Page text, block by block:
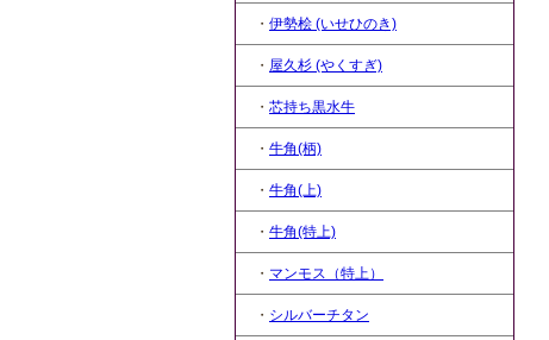
・ 伊勢桧 (いせひのき)
・ 屋久杉 (やくすぎ)
・ 芯持ち黒水牛
・ 牛角(柄)
・ 牛角(上)
・ 牛角(特上)
・ マンモス（特上）
・ シルバーチタン